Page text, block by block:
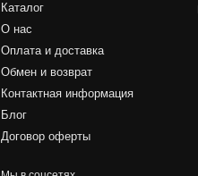
Каталог
О нас
Оплата и доставка
Обмен и возврат
Контактная информация
Блог
Договор оферты